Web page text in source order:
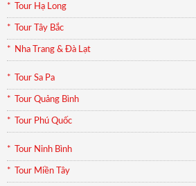
Tour Hạ Long
Tour Tây Bắc
Nha Trang & Đà Lạt
Tour Sa Pa
Tour Quảng Bình
Tour Phú Quốc
Tour Ninh Bình
Tour Miền Tây